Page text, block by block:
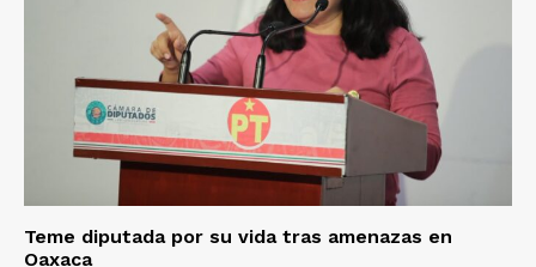
Teme diputada por su vida tras amenazas en
Oaxaca